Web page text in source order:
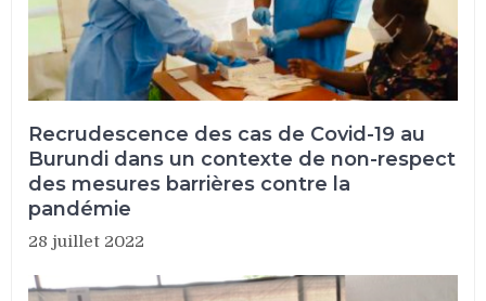
Recrudescence des cas de Covid-19 au
Burundi dans un contexte de non-respect
des mesures barrières contre la
pandémie
28 juillet 2022